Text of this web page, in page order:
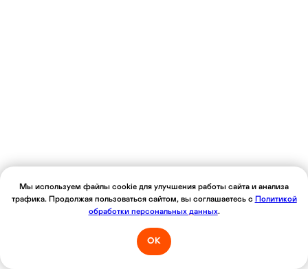
Мы используем файлы cookie для улучшения работы сайта и анализа
трафика. Продолжая пользоваться сайтом, вы соглашаетесь с Политикой
обработки персональных данных.
ОК